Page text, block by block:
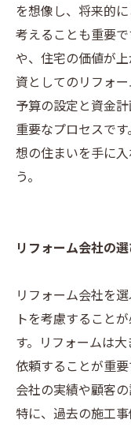
を想像し、将来的
考えることも重要
や、住宅の価値が
資としてのリフォ
予算の設定と資金
重要なプロセスで
想の住まいを手に
う。
リフォーム会社の
リフォーム会社を
トを考慮すること
す。リフォームは
依頼することが重
会社の実績や顧客
特に、過去の施工